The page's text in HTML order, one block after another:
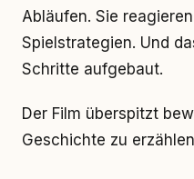
Abläufen. Sie
Spielstrategien. Und
Schritte aufgebaut.
Der Film überspitzt
Geschichte zu